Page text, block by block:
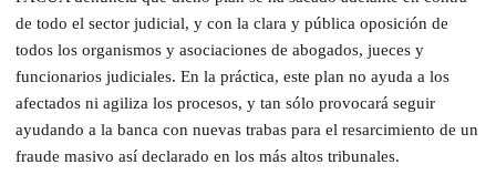
de todo el sector judicial, y con la clara y pública oposición de
todos los organismos y asociaciones de abogados, jueces y
funcionarios judiciales. En la práctica, este plan no ayuda a los
afectados ni agiliza los procesos, y tan sólo provocará seguir
ayudando a la banca con nuevas trabas para el resarcimiento de un
fraude masivo así declarado en los más altos tribunales.